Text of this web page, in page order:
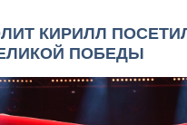
КИРИЛЛ
ПОБЕДЫ